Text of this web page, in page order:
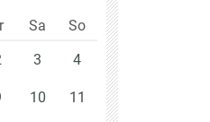
Sa
So
3 4
10 11